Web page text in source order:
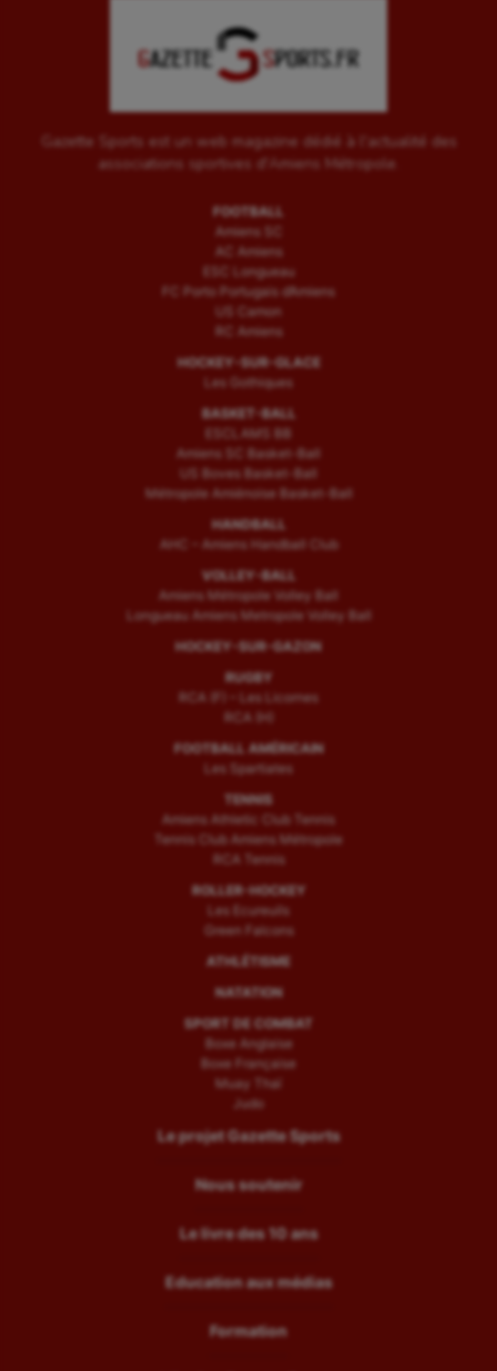
Gazette Sports est un web magazine dédié à l'actualité des
associations sportives d'Amiens Métropole.
FOOTBALL
Amiens SC
AC Amiens
ESC Longueau
FC Porto Portugais d’Amiens
US Camon
RC Amiens
HOCKEY-SUR-GLACE
Les Gothiques
BASKET-BALL
ESCLAMS BB
Amiens SC Basket-Ball
US Boves Basket-Ball
Métropole Amiénoise Basket-Ball
HANDBALL
AHC – Amiens Handball Club
VOLLEY-BALL
Amiens Métropole Volley Ball
Longueau Amiens Metropole Volley Ball
HOCKEY-SUR-GAZON
RUGBY
RCA (F) – Les Licornes
RCA (H)
FOOTBALL AMÉRICAIN
Les Spartiates
TENNIS
Amiens Athletic Club Tennis
Tennis Club Amiens Métropole
RCA Tennis
ROLLER-HOCKEY
Les Ecureuils
Green Falcons
ATHLÉTISME
NATATION
SPORT DE COMBAT
Boxe Anglaise
Boxe Française
Muay Thaï
Judo
Le projet Gazette Sports
Nous soutenir
Le livre des 10 ans
Education aux médias
Formation